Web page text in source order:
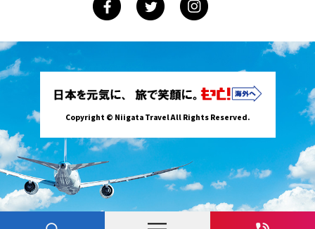
Copyright © Niigata Travel All Rights Reserved.